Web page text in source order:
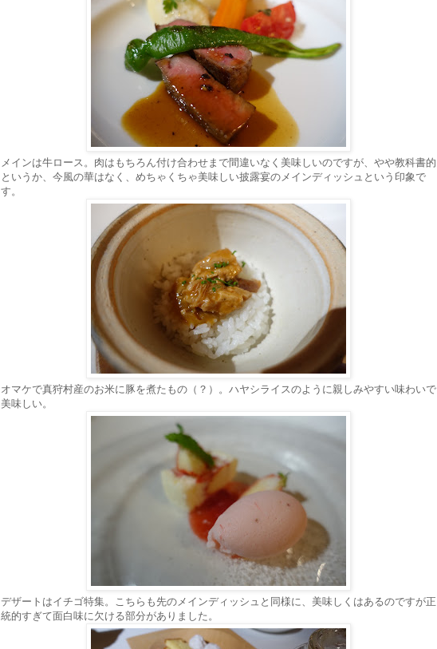
メインは牛ロース。肉はもちろん付け合わせまで間違いなく美味しいのですが、やや教科書的
というか、今風の華はなく、めちゃくちゃ美味しい披露宴のメインディッシュという印象で
す。
オマケで真狩村産のお米に豚を煮たもの（？）。ハヤシライスのように親しみやすい味わいで
美味しい。
デザートはイチゴ特集。こちらも先のメインディッシュと同様に、美味しくはあるのですが正
統的すぎて面白味に欠ける部分がありました。